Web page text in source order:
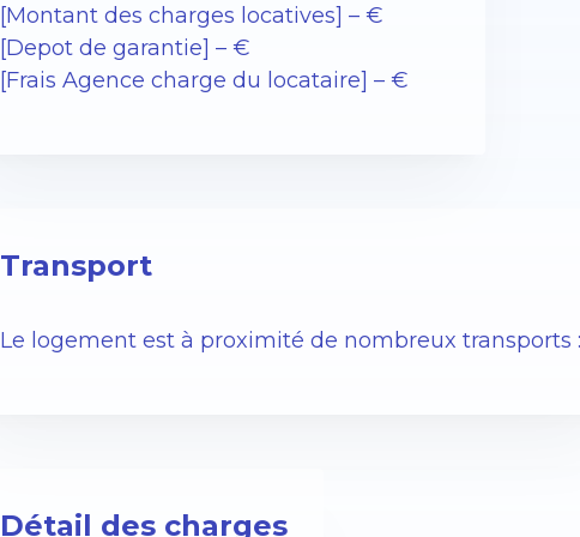
[Montant des charges locatives] – €
[Depot de garantie] – €
[Frais Agence charge du locataire] – €
Transport
Le logement est à proximité de nombreux transports :
Détail des charges